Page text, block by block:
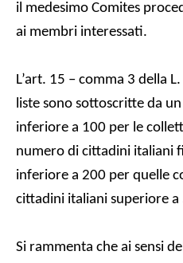
il medesimo Comites
ai membri interessati.
L’art. 15 – comma 3 della
liste sono sottoscritte da
inferiore a 100 per le
numero di cittadini italiani
inferiore a 200 per quelle
cittadini italiani superiore a
Si rammenta che ai sensi